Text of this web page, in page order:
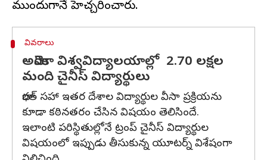
వివరాలు
అమెరికా విశ్వవిద్యాలయాల్లో 2.70 లక్షల
మంది చైనీస్‌ విద్యార్థులు
భారత్‌ సహా ఇతర దేశాల విద్యార్థుల వీసా ప్రక్రియను
కూడా కఠినతరం చేసిన విషయం తెలిసిందే.
ఇలాంటి పరిస్థితుల్లోనే ట్రంప్‌ చైనీస్‌ విద్యార్థుల
విషయంలో ఇప్పుడు తీసుకున్న యూటర్న్‌ విశేషంగా